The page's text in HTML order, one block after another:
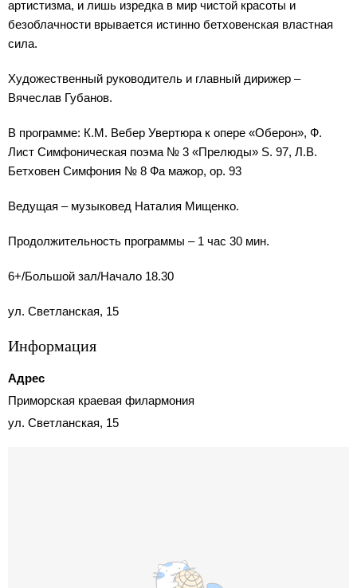
артистизма, и лишь изредка в мир чистой красоты и
безоблачности врывается истинно бетховенская властная
сила.
Художественный руководитель и главный дирижер –
Вячеслав Губанов.
В программе: К.М. Вебер Увертюра к опере «Оберон», Ф.
Лист Симфоническая поэма № 3 «Прелюды» S. 97, Л.В.
Бетховен Симфония № 8 Фа мажор, op. 93
Ведущая – музыковед Наталия Мищенко.
Продолжительность программы – 1 час 30 мин.
6+/Большой зал/Начало 18.30
ул. Светланская, 15
Информация
Адрес
Приморская краевая филармония
ул. Светланская, 15